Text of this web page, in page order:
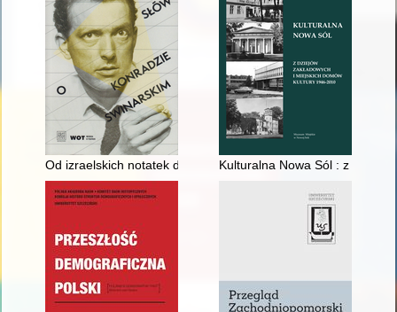
Od izraelskich notatek do krakowskich nagrań : wizja Ducha
Kulturalna Nowa Sól : z